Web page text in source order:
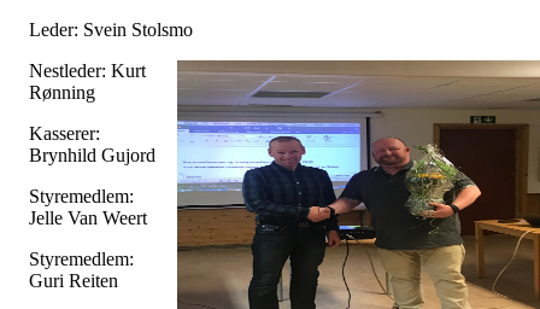
Leder: Svein Stolsmo
Nestleder: Kurt
Rønning
Kasserer:
Brynhild Gujord
Styremedlem:
Jelle Van Weert
Styremedlem:
Guri Reiten